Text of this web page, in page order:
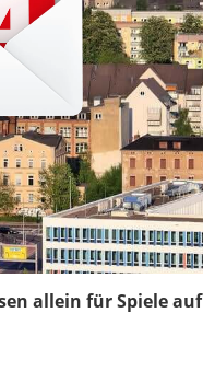
allein für Spiele auf